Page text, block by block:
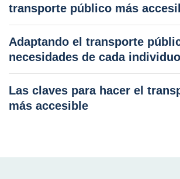
transporte público más
Adaptando el transporte
necesidades de cada individuo
Las claves para hacer el
más accesible